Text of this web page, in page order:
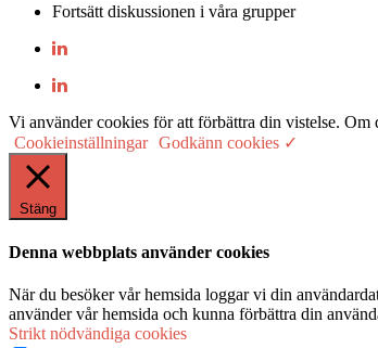
Fortsätt diskussionen i våra grupper
Vi använder cookies för att förbättra din vistelse. Om
Cookieinställningar Godkänn cookies ✓
Stäng
Denna webbplats använder cookies
När du besöker vår hemsida loggar vi din
använder vår hemsida och kunna förbättra din
Strikt nödvändiga cookies